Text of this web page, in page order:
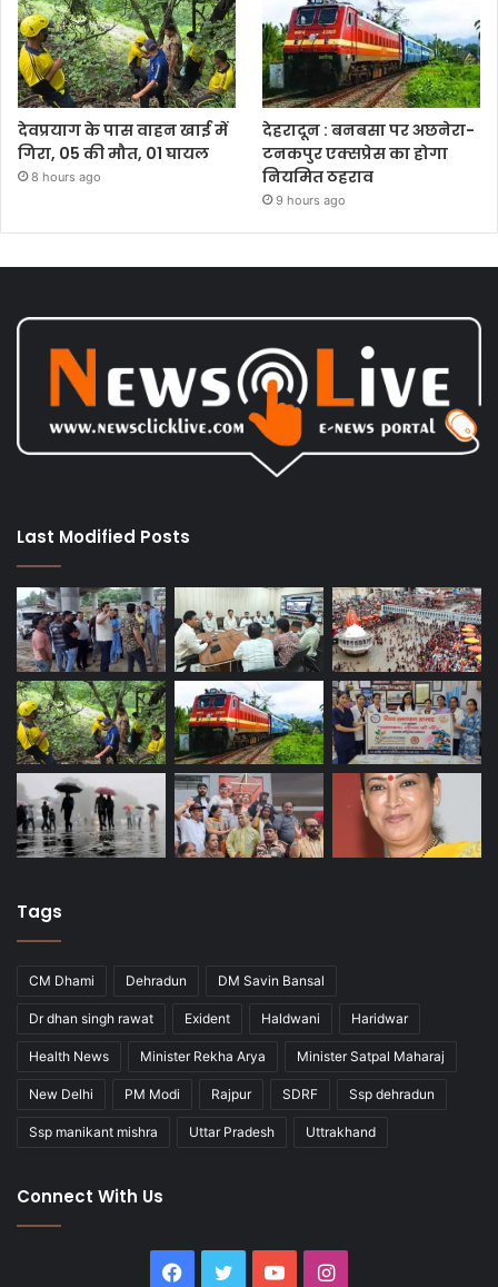
देवप्रयाग के पास वाहन खाई में
गिरा, 05 की मौत, 01 घायल
8 hours ago
देहरादून : बनबसा पर अछनेरा-
टनकपुर एक्सप्रेस का होगा
नियमित ठहराव
9 hours ago
Last Modified Posts
Tags
CM Dhami Dehradun DM Savin Bansal
Dr dhan singh rawat Exident Haldwani Haridwar
Health News Minister Rekha Arya Minister Satpal Maharaj
New Delhi PM Modi Rajpur SDRF Ssp dehradun
Ssp manikant mishra Uttar Pradesh Uttrakhand
Connect With Us
Facebook
Twitter YouTubeInstagram